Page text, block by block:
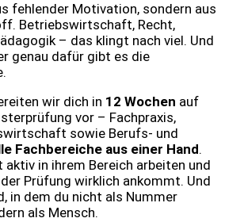
fehlender Motivation, sondern aus
Betriebswirtschaft, Recht,
– das klingt nach viel. Und
genau dafür gibt es die
wir dich in 12 Wochen auf
vor – Fachpraxis,
sowie Berufs- und
Fachbereiche aus einer Hand.
in ihrem Bereich arbeiten und
Prüfung wirklich ankommt. Und
in dem du nicht als Nummer
als Mensch.